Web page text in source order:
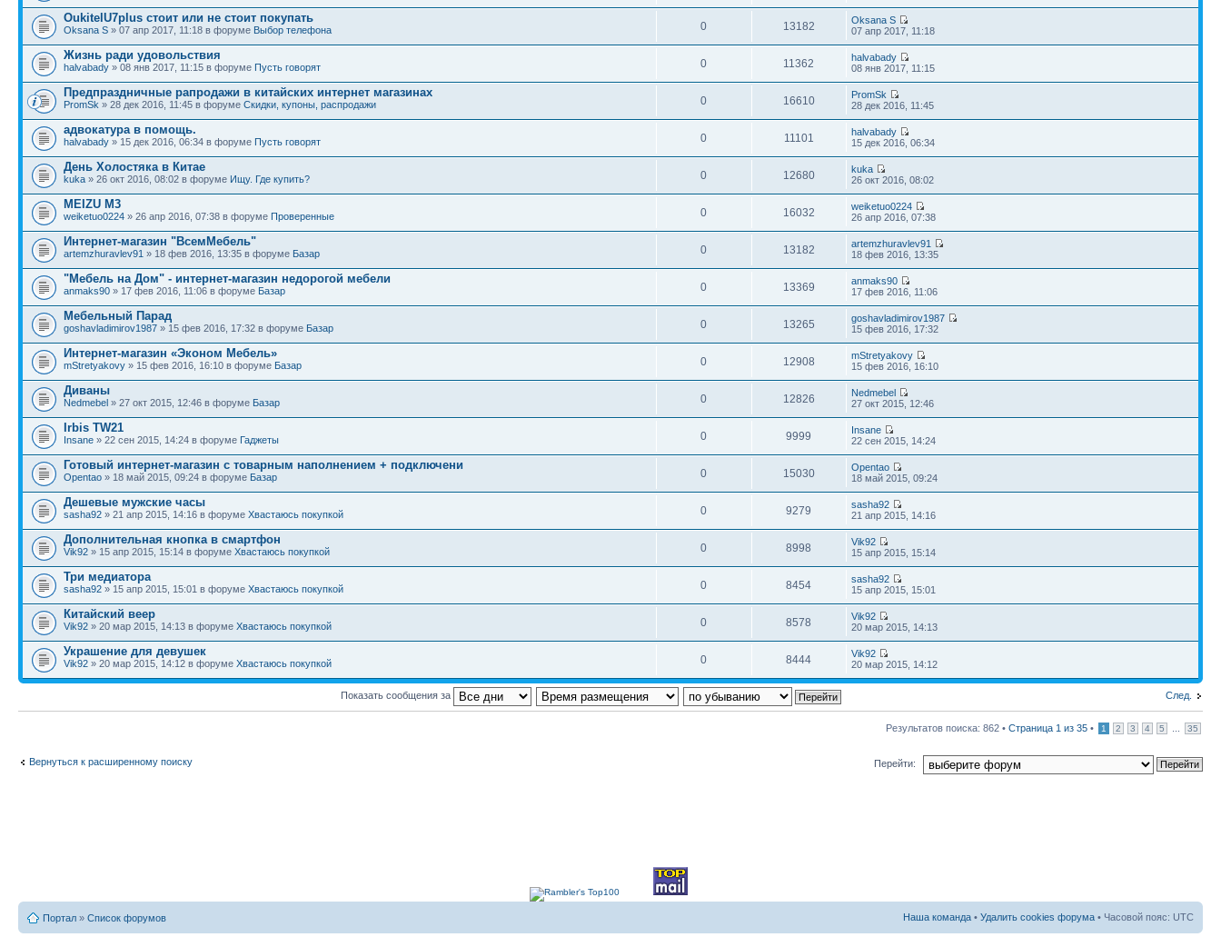
OukitelU7plus стоит или не ст­оит покупать
Oksana S » 07 апр 2017, 11:18 в форуме Выбор телефона 0 13182
Oksana S
07 апр 2017, 11:18
Жизнь ради удовольствия
halvabady » 08 янв 2017, 11:15 в форуме Пусть говорят 0 11362
halvabady
08 янв 2017, 11:15
Предпраздничные рапродажи в китайских интернет магазинах
PromSk » 28 дек 2016, 11:45 в форуме Скидки, купоны, распродажи 0 16610
PromSk
28 дек 2016, 11:45
адвокатура в помощь.
halvabady » 15 дек 2016, 06:34 в форуме Пусть говорят 0 11101
halvabady
15 дек 2016, 06:34
День Холостяка в Китае
kuka » 26 окт 2016, 08:02 в форуме Ищу. Где купить? 0 12680
kuka
26 окт 2016, 08:02
MEIZU M3
weiketuo0224 » 26 апр 2016, 07:38 в форуме Проверенные 0 16032
weiketuo0224
26 апр 2016, 07:38
Интернет-магазин "ВсемМебель"
artemzhuravlev91 » 18 фев 2016, 13:35 в форуме Базар 0 13182
artemzhuravlev91
18 фев 2016, 13:35
"Мебель на Дом" - интернет-магазин недорогой мебели
anmaks90 » 17 фев 2016, 11:06 в форуме Базар 0 13369
anmaks90
17 фев 2016, 11:06
Мебельный Парад
goshavladimirov1987 » 15 фев 2016, 17:32 в форуме Базар 0 13265
goshavladimirov1987
15 фев 2016, 17:32
Интернет-магазин «Эконом Мебель»
mStretyakovy » 15 фев 2016, 16:10 в форуме Базар 0 12908
mStretyakovy
15 фев 2016, 16:10
Диваны
Nedmebel » 27 окт 2015, 12:46 в форуме Базар 0 12826
Nedmebel
27 окт 2015, 12:46
Irbis TW21
Insane » 22 сен 2015, 14:24 в форуме Гаджеты 0 9999
Insane
22 сен 2015, 14:24
Готовый интернет-магазин с товарным наполнением + подключени
Opentao » 18 май 2015, 09:24 в форуме Базар 0 15030
Opentao
18 май 2015, 09:24
Дешевые мужские часы
sasha92 » 21 апр 2015, 14:16 в форуме Хвастаюсь покупкой 0 9279
sasha92
21 апр 2015, 14:16
Дополнительная кнопка в смартфон
Vik92 » 15 апр 2015, 15:14 в форуме Хвастаюсь покупкой 0 8998
Vik92
15 апр 2015, 15:14
Три медиатора
sasha92 » 15 апр 2015, 15:01 в форуме Хвастаюсь покупкой 0 8454
sasha92
15 апр 2015, 15:01
Китайский веер
Vik92 » 20 мар 2015, 14:13 в форуме Хвастаюсь покупкой 0 8578
Vik92
20 мар 2015, 14:13
Украшение для девушек
Vik92 » 20 мар 2015, 14:12 в форуме Хвастаюсь покупкой 0 8444
Vik92
20 мар 2015, 14:12
След.
Показать сообщения за
Результатов поиска: 862 • Страница 1 из 35 • 1 2 3 4 5 35
Вернуться к расширенному поиску Перейти:
Портал » Список форумов Наша команда • Удалить cookies форума • Часовой пояс: UTC